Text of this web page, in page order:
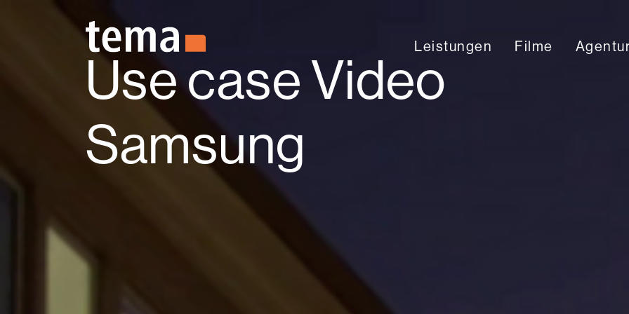
Zum Hauptinhalt springen
Leistungen Filme
Use case Video
Samsung